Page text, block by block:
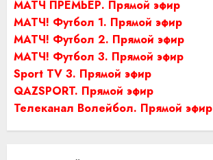
МАТЧ ПРЕМЬЕР. Прямой эфир
МАТЧ! Футбол 1. Прямой эфир
МАТЧ! Футбол 2. Прямой эфир
МАТЧ! Футбол 3. Прямой эфир
Sport TV 3. Прямой эфир
QAZSPORT. Прямой эфир
Телеканал Волейбол. Прямой эфир